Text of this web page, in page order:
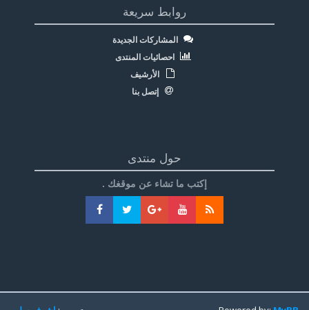
روابط سريعة
المشاركات الجديدة
احصائيات المنتدى
الأرشيف
إتصل بنا
حول منتدى
إكتب ما تشاء عن موقغك .